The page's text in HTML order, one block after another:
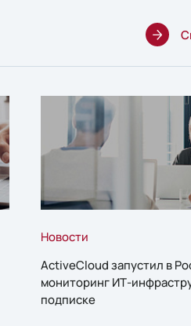
Новости
ActiveCloud запустил в
мониторинг ИТ-
подписке